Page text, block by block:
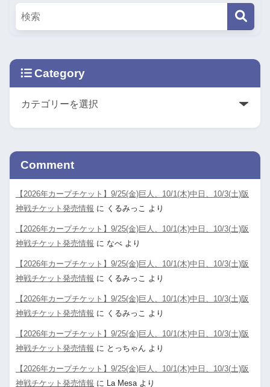
Category
Comment
【2026年カープチケット】9/25(金)巨人、10/1(木)中日、10/3(土)阪
神戦チケット発売情報 に くるみっこ より
【2026年カープチケット】9/25(金)巨人、10/1(木)中日、10/3(土)阪
神戦チケット発売情報 に なべ より
【2026年カープチケット】9/25(金)巨人、10/1(木)中日、10/3(土)阪
神戦チケット発売情報 に くるみっこ より
【2026年カープチケット】9/25(金)巨人、10/1(木)中日、10/3(土)阪
神戦チケット発売情報 に くるみっこ より
【2026年カープチケット】9/25(金)巨人、10/1(木)中日、10/3(土)阪
神戦チケット発売情報 に とっちゃん より
【2026年カープチケット】9/25(金)巨人、10/1(木)中日、10/3(土)阪
神戦チケット発売情報 に La Mesa より